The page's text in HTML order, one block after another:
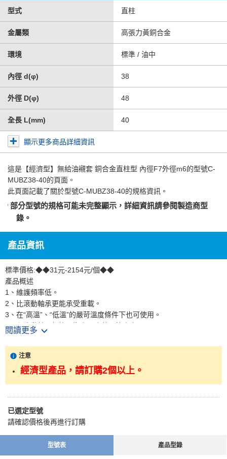
型式 直柱
金屬類 高張力黃銅合金
環境 標準 / 油中
內徑 d(φ) 38
外徑 D(φ) 48
全長 L(mm) 40
顯示更多商品詳細資訊
這是 【經濟型】無給油襯套 銅合金直柱型 內徑F7外徑m6的型號C-
MUBZ38-40的頁面。
此頁面記載了關於型號C-MUBZ38-40的規格資訊。
部分型號的規格可能未完整顯示，詳細資訊請參閱製造商型
錄 。
產品資訊
標準價格:◆◆31元-2154元/個◆◆
產品概述
1、維護頻率低。
2、比滾動軸承更能承受重載。
3、在“高溫”、“低溫”的嚴苛溫度條件下也可使用。
4、和滾動軸承相比，襯套厚度薄、節省空間。
產品特點
1、以高強度黃銅為基礎，鑲嵌了固體潤滑劑的複合產品。
閱讀更多
注意
經濟型產品，請訂購2個以上。
已選定型號
請確認價格後再進行訂購
型號表 產品型錄